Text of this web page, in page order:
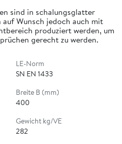
sind in schalungsglatter
Wunsch jedoch auch mit
produziert werden, um
gerecht zu werden.
LE-Norm
SN EN 1433
Breite B (mm)
400
Gewicht kg/VE
282